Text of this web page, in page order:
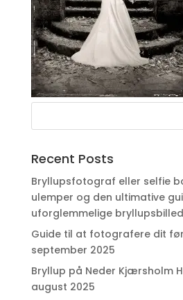
Recent Posts
Bryllupsfotograf eller selfie
ulemper og den ultimative
uforglemmelige
Guide til at fotografere dit
september 2025
Bryllup på Neder Kjærsholm
august 2025